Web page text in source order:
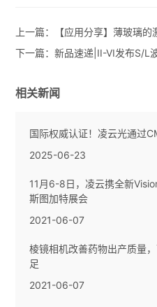
上一篇：
【应用分享】薄玻璃的
下一篇：新品速递|II-VI发布S/L
相关新闻
国际权威认证！凌云光通过
2025-06-23
11月6-8日，凌云携全新
斯图加特展会
2021-06-07
棱镜相机改善药物出产质量
足
2021-06-07